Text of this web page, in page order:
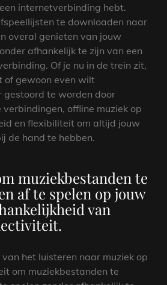
internetverbinding hebt.
te downloaden naar
overal genieten van jouw
afhankelijk te zijn van een
Of je nu in de trein zit,
of gewoon even wilt
gestoord te worden door
offline muziek op
en flexibiliteit om altijd jouw
de hand te hebben.
muziekbestanden te
af te spelen op jouw
van
het luisteren naar muziek op
om muziekbestanden te